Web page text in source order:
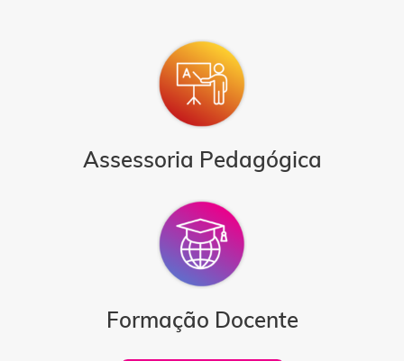
Assessoria Pedagógica
Formação Docente